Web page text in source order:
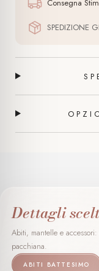
Consegna
SPEDIZIONE
Dettagli
Abiti, mantelle e
pacchiana.
ABITI BATTESIMO